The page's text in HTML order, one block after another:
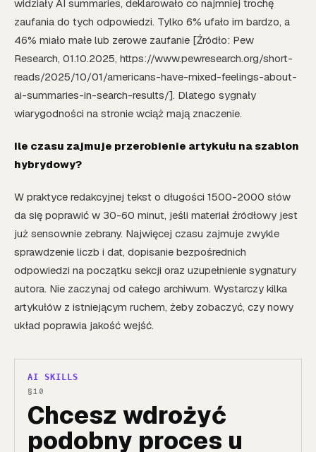
widziały AI summaries, deklarowało co najmniej trochę
zaufania do tych odpowiedzi. Tylko 6% ufało im bardzo, a
46% miało małe lub zerowe zaufanie [Źródło: Pew
Research, 01.10.2025, https://www.pewresearch.org/short-
reads/2025/10/01/americans-have-mixed-feelings-about-
ai-summaries-in-search-results/]. Dlatego sygnały
wiarygodności na stronie wciąż mają znaczenie.
Ile czasu zajmuje przerobienie artykułu na szablon
hybrydowy?
W praktyce redakcyjnej tekst o długości 1500-2000 słów
da się poprawić w 30-60 minut, jeśli materiał źródłowy jest
już sensownie zebrany. Najwięcej czasu zajmuje zwykle
sprawdzenie liczb i dat, dopisanie bezpośrednich
odpowiedzi na początku sekcji oraz uzupełnienie sygnatury
autora. Nie zaczynaj od całego archiwum. Wystarczy kilka
artykułów z istniejącym ruchem, żeby zobaczyć, czy nowy
układ poprawia jakość wejść.
AI SKILLS
Chcesz wdrożyć
podobny proces u